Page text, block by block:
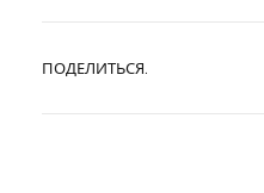
ПОДЕЛИТЬСЯ.